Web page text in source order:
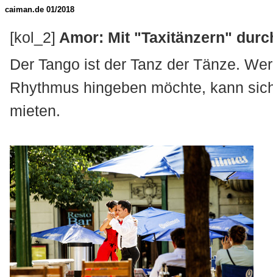
caiman.de 01/2018
[kol_2] Amor: Mit "Taxitänzern"
Der Tango ist der Tanz der Tänze.
Rhythmus hingeben möchte, kann
mieten.